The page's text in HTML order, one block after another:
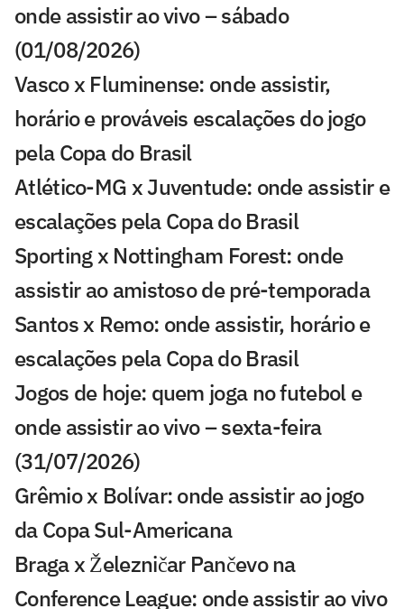
onde assistir ao vivo – sábado
(01/08/2026)
Vasco x Fluminense: onde assistir,
horário e prováveis escalações do jogo
pela Copa do Brasil
Atlético-MG x Juventude: onde assistir e
escalações pela Copa do Brasil
Sporting x Nottingham Forest: onde
assistir ao amistoso de pré-temporada
Santos x Remo: onde assistir, horário e
escalações pela Copa do Brasil
Jogos de hoje: quem joga no futebol e
onde assistir ao vivo – sexta-feira
(31/07/2026)
Grêmio x Bolívar: onde assistir ao jogo
da Copa Sul-Americana
Braga x Železničar Pančevo na
Conference League: onde assistir ao vivo